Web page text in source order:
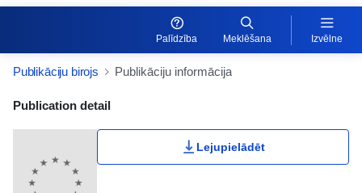
Palīdzība Meklēšana Izvēlne
Publikāciju birojs Publikāciju informācija
Publication Detail Actions Portlet
Publication detail
Lejupielādēt